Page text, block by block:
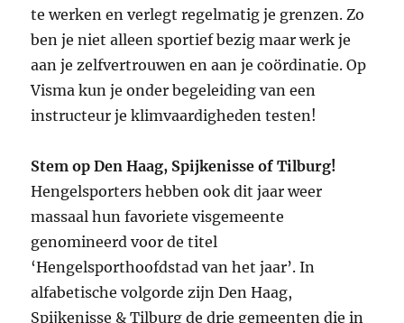
te werken en verlegt regelmatig je grenzen. Zo
ben je niet alleen sportief bezig maar werk je
aan je zelfvertrouwen en aan je coördinatie. Op
Visma kun je onder begeleiding van een
instructeur je klimvaardigheden testen!
Stem op Den Haag, Spijkenisse of Tilburg!
Hengelsporters hebben ook dit jaar weer
massaal hun favoriete visgemeente
genomineerd voor de titel
‘Hengelsporthoofdstad van het jaar’. In
alfabetische volgorde zijn Den Haag,
Spijkenisse & Tilburg de drie gemeenten die in